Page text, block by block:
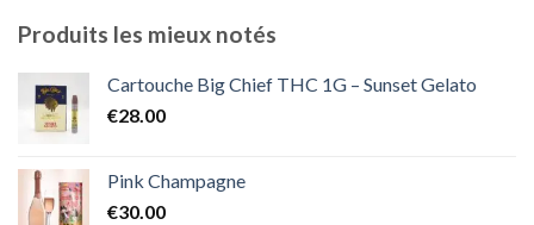
€2,000.00
Produits les mieux notés
Cartouche Big Chief THC 1G – Sunset Gelato
€28.00
Pink Champagne
€30.00